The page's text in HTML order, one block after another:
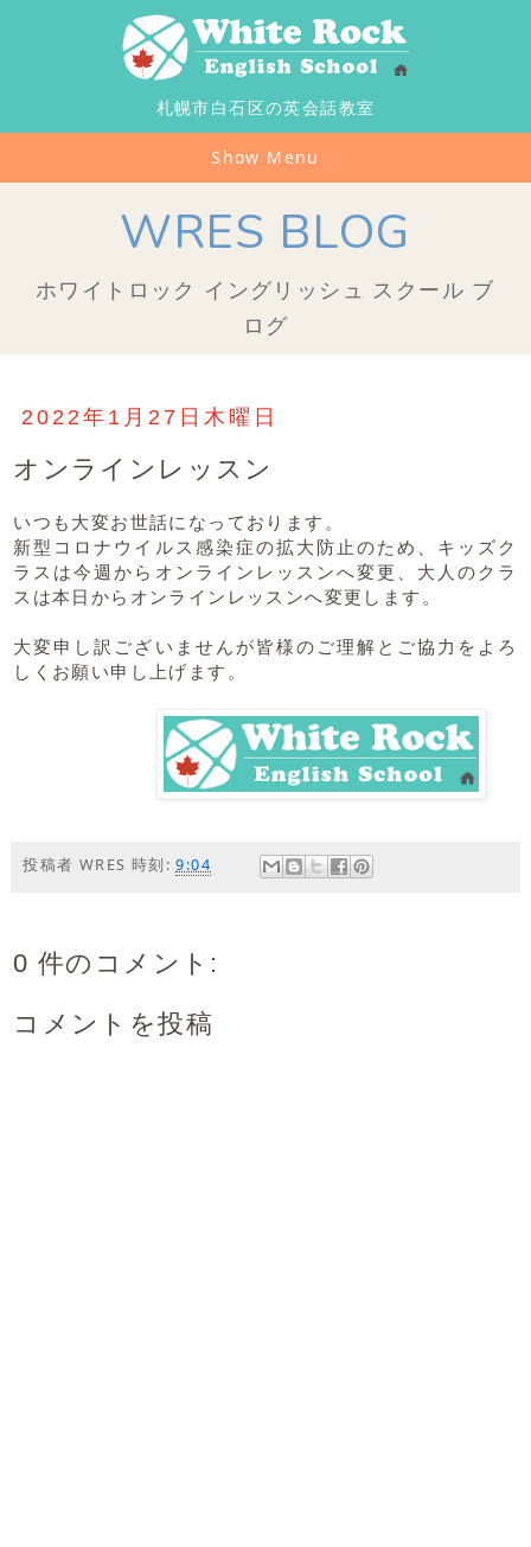
札幌市白石区の英会話教室
Show Menu
WRES BLOG
ホワイトロック イングリッシュ スクール ブ
ログ
2022年1月27日木曜日
オンラインレッスン
いつも大変お世話になっております。
新型コロナウイルス感染症の拡大防止のため、 キッズク
ラスは今週からオンラインレッスンへ変更、大人のクラ
スは本日からオンラインレッスンへ変更します。
大変申し訳ございませんが皆様のご理解とご協力をよろ
しくお願い申し上げます。
投稿者 WRES 時刻:9:04
0 件のコメント:
コメントを投稿